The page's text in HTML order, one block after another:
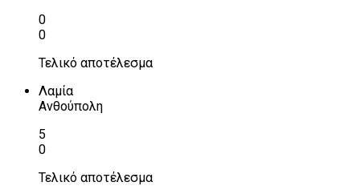
0
0
Τελικό αποτέλεσμα
Λαμία
Ανθούπολη
5
0
Τελικό αποτέλεσμα